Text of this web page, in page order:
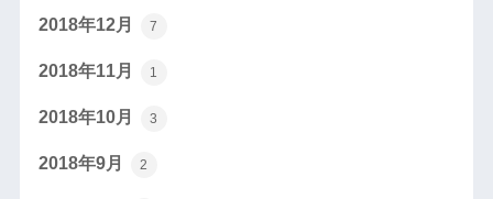
2018年12月 7
2018年11月 1
2018年10月 3
2018年9月 2